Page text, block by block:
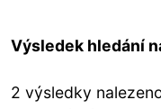
Výsledek hledání
2 výsledky